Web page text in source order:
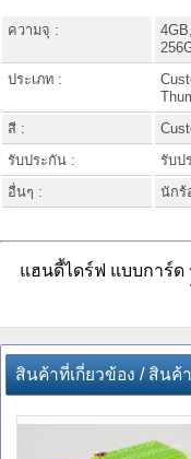
ความจุ :
ประเภท :
สี :
รับประกัน :
รับป
อื่นๆ :
นักร้
แฮนดี้ไดร์ฟ แบบการ์
สินค้าที่เกี่ยวข้อง / สินค้